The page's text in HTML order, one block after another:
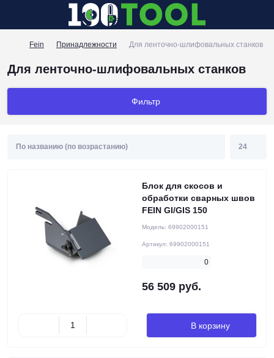
Fein Принадлежности Для ленточно-шлифовальных станков
Для ленточно-шлифовальных станков
Фильтр
Блок для скосов и
обработки сварных швов
FEIN GI/GIS 150
Модель: 69902000151
Артикул: 69902000151
0
56 509 руб.
В корзину